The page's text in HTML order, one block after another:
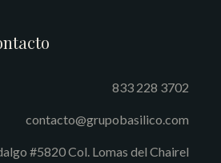
833 228 3702
contacto@grupobasilico.com
#5820 Col. Lomas del Chairel